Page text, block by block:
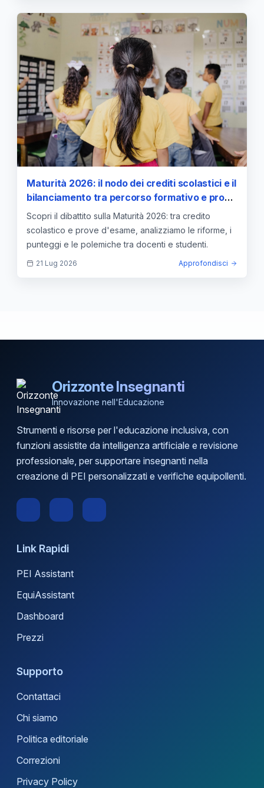
Maturità 2026: il nodo dei crediti scolastici e il
bilanciamento tra percorso formativo e prove
d'esame
Scopri il dibattito sulla Maturità 2026: tra credito
scolastico e prove d'esame, analizziamo le riforme, i
punteggi e le polemiche tra docenti e studenti.
21 Lug 2026 Approfondisci
Orizzonte Insegnanti
Innovazione nell'Educazione
Strumenti e risorse per l'educazione inclusiva, con
funzioni assistite da intelligenza artificiale e revisione
professionale, per supportare insegnanti nella
creazione di PEI personalizzati e verifiche equipollenti.
Link Rapidi
PEI Assistant
EquiAssistant
Dashboard
Prezzi
Supporto
Contattaci
Chi siamo
Politica editoriale
Correzioni
Privacy Policy